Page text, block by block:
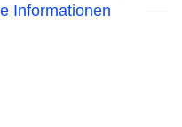
weiter und bietet
Informationen